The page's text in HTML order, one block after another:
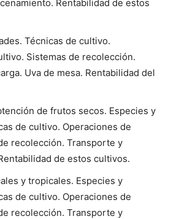
Rentabilidad de estos
Técnicas de cultivo.
Sistemas de recolección.
Uva de mesa. Rentabilidad del
de frutos secos. Especies y
de cultivo. Operaciones de
recolección. Transporte y
de estos cultivos.
y tropicales. Especies y
de cultivo. Operaciones de
recolección. Transporte y